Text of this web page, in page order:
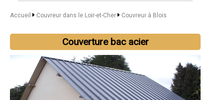
Accueil Couvreur dans le Loir-et-Cher Couvreur à Blois
Couverture bac acier